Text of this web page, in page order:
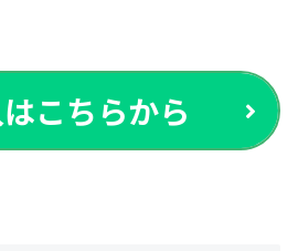
はこちらから